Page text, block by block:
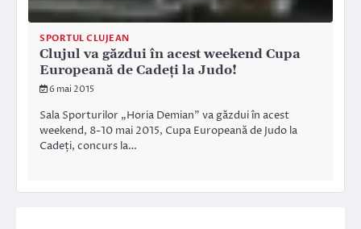
SPORTUL CLUJEAN
Clujul va găzdui în acest weekend Cupa
Europeană de Cadeți la Judo!
6 mai 2015
Sala Sporturilor „Horia Demian” va găzdui în acest
weekend, 8-10 mai 2015, Cupa Europeană de Judo la
Cadeți, concurs la…